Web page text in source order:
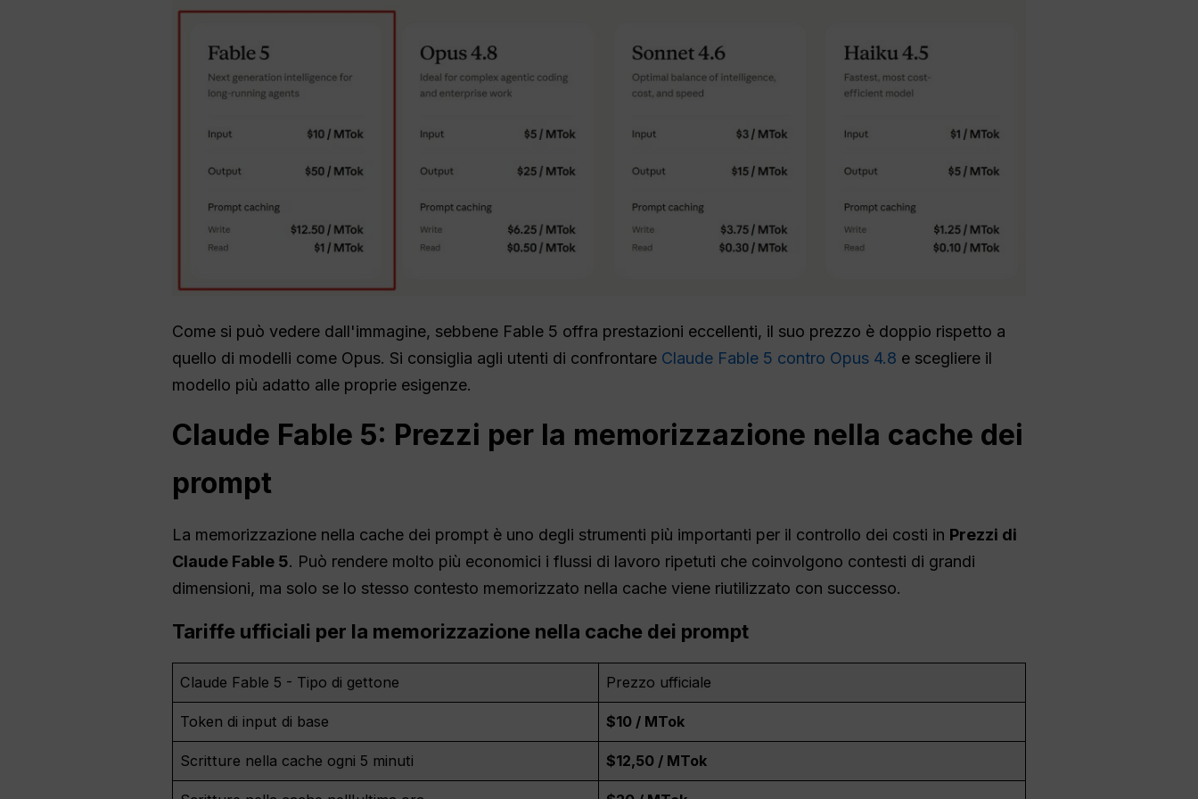
Come si può vedere dall'immagine, sebbene Fable 5 offra prestazioni eccellenti, il suo prezzo è doppio rispetto a
quello di modelli come Opus. Si consiglia agli utenti di confrontare Claude Fable 5 contro Opus 4.8 e scegliere il
modello più adatto alle proprie esigenze.
Claude Fable 5: Prezzi per la memorizzazione nella cache dei
prompt
La memorizzazione nella cache dei prompt è uno degli strumenti più importanti per il controllo dei costi in Prezzi di
Claude Fable 5. Può rendere molto più economici i flussi di lavoro ripetuti che coinvolgono contesti di grandi
dimensioni, ma solo se lo stesso contesto memorizzato nella cache viene riutilizzato con successo.
Tariffe ufficiali per la memorizzazione nella cache dei prompt
Claude Fable 5 - Tipo di gettone Prezzo ufficiale
Token di input di base $10 / MTok
Scritture nella cache ogni 5 minuti $12,50 / MTok